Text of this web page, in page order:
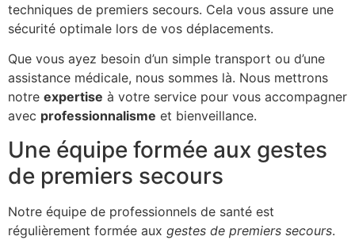
techniques de premiers secours. Cela vous assure une
sécurité optimale lors de vos déplacements.
Que vous ayez besoin d’un simple transport ou d’une
assistance médicale, nous sommes là. Nous mettrons
notre expertise à votre service pour vous accompagner
avec professionnalisme et bienveillance.
Une équipe formée aux gestes
de premiers secours
Notre équipe de professionnels de santé est
régulièrement formée aux gestes de premiers secours.